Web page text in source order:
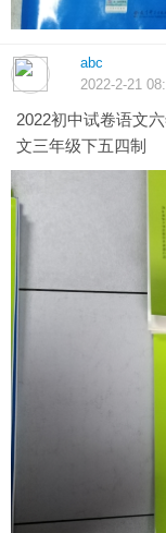
abc
2022-2-21
2022初中试卷语文
文三年级下五四制